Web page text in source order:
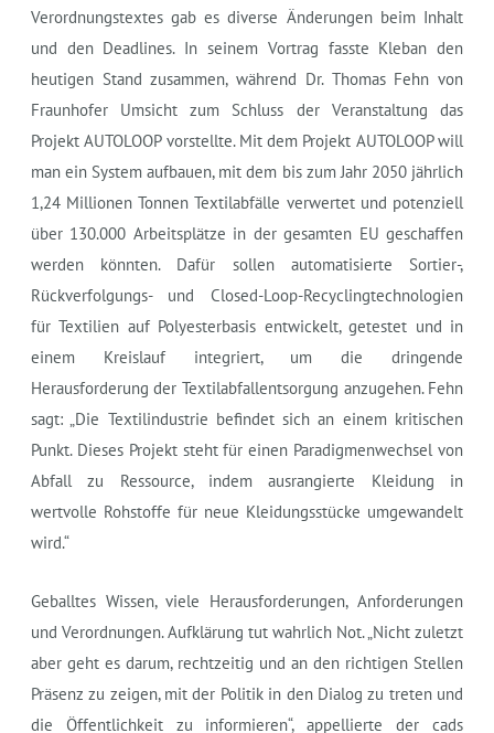
Verordnungstextes gab es diverse Änderungen beim Inhalt
und den Deadlines. In seinem Vortrag fasste Kleban den
heutigen Stand zusammen, während Dr. Thomas Fehn von
Fraunhofer Umsicht zum Schluss der Veranstaltung das
Projekt AUTOLOOP vorstellte. Mit dem Projekt AUTOLOOP will
man ein System aufbauen, mit dem bis zum Jahr 2050 jährlich
1,24 Millionen Tonnen Textilabfälle verwertet und potenziell
über 130.000 Arbeitsplätze in der gesamten EU geschaffen
werden könnten. Dafür sollen automatisierte Sortier-,
Rückverfolgungs- und Closed-Loop-Recyclingtechnologien
für Textilien auf Polyesterbasis entwickelt, getestet und in
einem Kreislauf integriert, um die dringende
Herausforderung der Textilabfallentsorgung anzugehen. Fehn
sagt: „Die Textilindustrie befindet sich an einem kritischen
Punkt. Dieses Projekt steht für einen Paradigmenwechsel von
Abfall zu Ressource, indem ausrangierte Kleidung in
wertvolle Rohstoffe für neue Kleidungsstücke umgewandelt
wird.“
Geballtes Wissen, viele Herausforderungen, Anforderungen
und Verordnungen. Aufklärung tut wahrlich Not. „Nicht zuletzt
aber geht es darum, rechtzeitig und an den richtigen Stellen
Präsenz zu zeigen, mit der Politik in den Dialog zu treten und
die Öffentlichkeit zu informieren“, appellierte der cads